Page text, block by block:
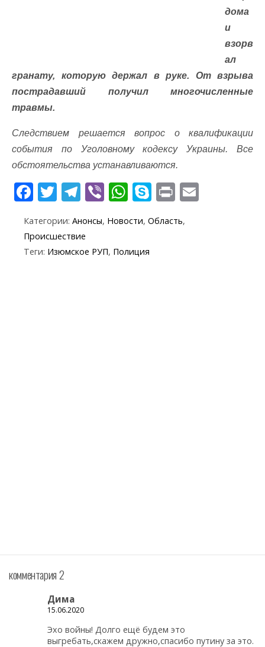
дома
и
взорв
ал
гранату, которую держал в руке. От взрыва
пострадавший получил многочисленные
травмы.
Следствием решается вопрос о квалификации
события по Уголовному кодексу Украины. Все
обстоятельства устанавливаются.
F
e
b
T
itt
er
T
e
gr
Vi
er
W
at
s
S
k
y
Pr
t
Категории: Анонсы, Новости, Область,
Происшествие
Теги: Изюмское РУП, Полиция
комментария 2
Дима
15.06.2020
Эхо войны! Долго ещё будем это
выгребать,скажем дружно,спасибо путину за это.